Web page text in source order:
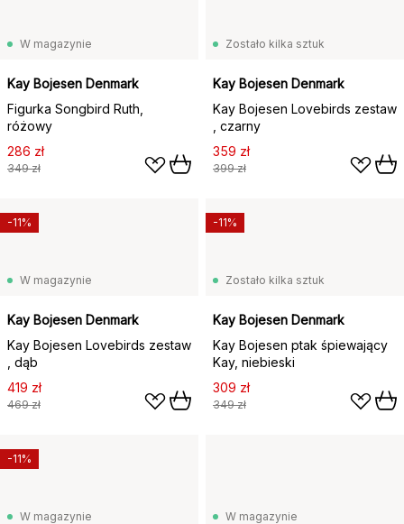
W magazynie
Kay Bojesen Denmark
Figurka Songbird Ruth,
różowy
286 zł
349 zł
Zostało kilka sztuk
Kay Bojesen Denmark
Kay Bojesen Lovebirds zestaw
, czarny
359 zł
399 zł
W magazynie
Kay Bojesen Denmark
Kay Bojesen Lovebirds zestaw
, dąb
419 zł
469 zł
-11%
Zostało kilka sztuk
Kay Bojesen Denmark
Kay Bojesen ptak śpiewający
Kay, niebieski
309 zł
349 zł
-11%
W magazynie
-11%
W magazynie